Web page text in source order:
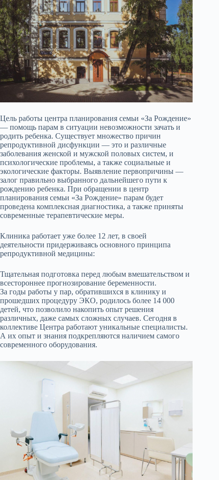
Цель работы центра планирования семьи «За Рождение»
— помощь парам в ситуации невозможности зачать и
родить ребенка. Существует множество причин
репродуктивной дисфункции — это и различные
заболевания женской и мужской половых систем, и
психологические проблемы, а также социальные и
экологические факторы. Выявление первопричины —
залог правильно выбранного дальнейшего пути к
рождению ребенка. При обращении в центр
планирования семьи «За Рождение» парам будет
проведена комплексная диагностика, а также приняты
современные терапевтические меры.
Клиника работает уже более 12 лет, в своей
деятельности придерживаясь основного принципа
репродуктивной медицины:
Тщательная подготовка перед любым вмешательством и
всестороннее прогнозирование беременности.
За годы работы у пар, обратившихся в клинику и
прошедших процедуру ЭКО, родилось более 14 000
детей, что позволило накопить опыт решения
различных, даже самых сложных случаев. Сегодня в
коллективе Центра работают уникальные специалисты.
А их опыт и знания подкрепляются наличием самого
современного оборудования.